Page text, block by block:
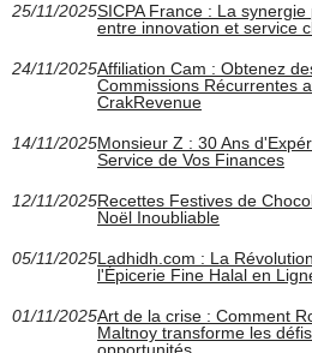
25/11/2025SICPA France : La synergie
entre innovation et service
24/11/2025Affiliation Cam : Obtenez
Commissions Récurrentes
CrakRevenue
14/11/2025Monsieur Z : 30 Ans
Service de Vos Finances
12/11/2025Recettes Festives de
Noël Inoubliable
05/11/2025Ladhidh.com : La
l'Épicerie Fine Halal en
01/11/2025Art de la crise : Comment
Maltnoy transforme les